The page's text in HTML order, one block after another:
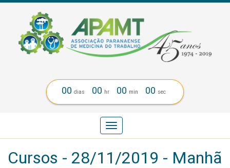
00 dias 00 hr 00 min 00 sec
Toggle
navigation
Cursos - 28/11/2019 - Manhã